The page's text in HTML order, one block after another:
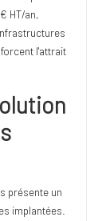
HT/an,
l'attrait
présente un
implantées.